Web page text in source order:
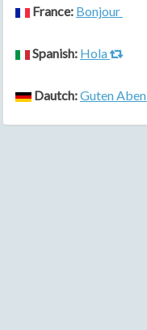
France: Bonjour
Spanish: Hola
Dautch:Guten Aben